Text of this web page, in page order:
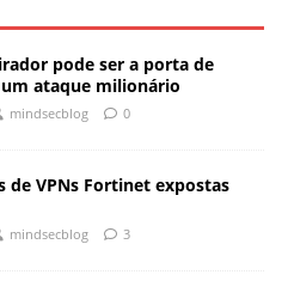
pode ser a porta de
ataque milionário
mindsecblog 0
de VPNs Fortinet expostas
mindsecblog 3